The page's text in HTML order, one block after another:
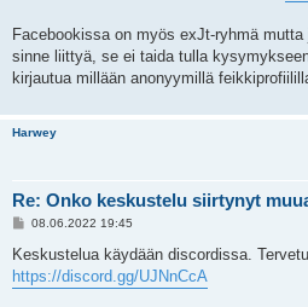
Facebookissa on myös exJt-ryhmä
sinne liittyä, se ei taida tulla
kirjautua millään anonyymillä
Harwey
Re: Onko keskustelu siirtynyt
V
e
t
08.06.2022 19:45
Keskustelua käydään discordissa.
https://discord.gg/UJNnCcA